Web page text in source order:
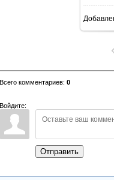
Всего комментариев: 0
Войдите:
Отправить